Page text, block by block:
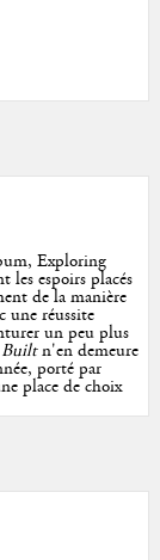
Exploring
les espoirs placés
de la manière
une réussite
un peu plus
Builtn'en demeure
porté par
place de choix